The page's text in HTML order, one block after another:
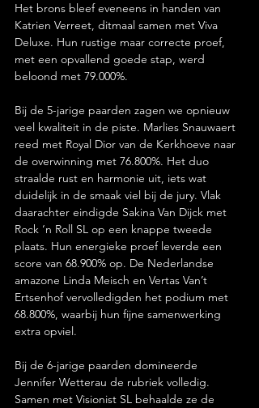
Het brons bleef eveneens in handen van
Katrien Verreet, ditmaal samen met Viva
Deluxe. Hun rustige maar correcte proef,
met een opvallend goede stap, werd
beloond met 79.000%.
Bij de 5-jarige paarden zagen we opnieuw
veel kwaliteit in de piste. Marlies Snauwaert
reed met Royal Dior van de Kerkhoeve naar
de overwinning met 76.800%. Het duo
straalde rust en harmonie uit, iets wat
duidelijk in de smaak viel bij de jury. Vlak
daarachter eindigde Sakina Van Dijck met
Rock ‘n Roll SL op een knappe tweede
plaats. Hun energieke proef leverde een
score van 68.900% op. De Nederlandse
amazone Linda Meisch en Vertas Van’t
Ertsenhof vervolledigden het podium met
68.800%, waarbij hun fijne samenwerking
extra opviel.
Bij de 6-jarige paarden domineerde
Jennifer Wetterau de rubriek volledig.
Samen met Visionist SL behaalde ze de